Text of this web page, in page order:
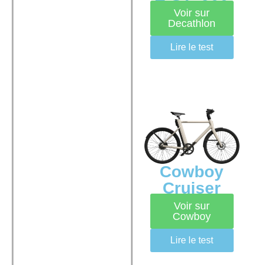
Voir sur
Decathlon
Lire le test
Cowboy
Cruiser
Voir sur
Cowboy
Lire le test